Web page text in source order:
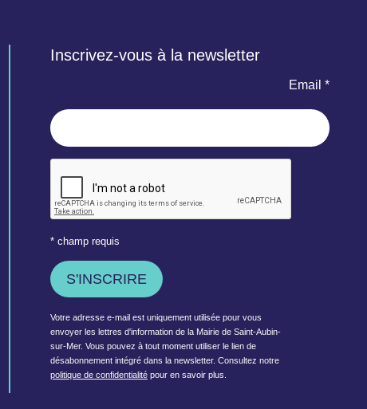
Inscrivez-vous à la newsletter
Email *
* champ requis
Votre adresse e-mail est uniquement utilisée pour vous
envoyer les lettres d'information de la Mairie de Saint-Aubin-
sur-Mer. Vous pouvez à tout moment utiliser le lien de
désabonnement intégré dans la newsletter. Consultez notre
politique de confidentialité pour en savoir plus.